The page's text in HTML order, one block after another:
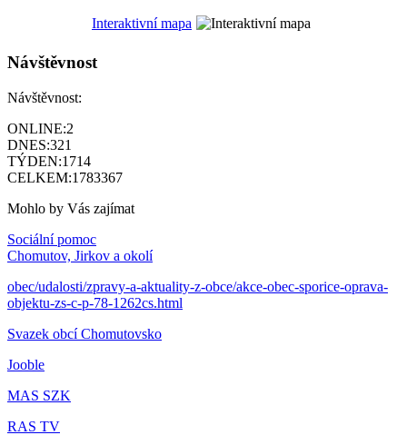
Interaktivní mapa
Návštěvnost
Návštěvnost:
ONLINE:2
DNES:321
TÝDEN:1714
CELKEM:1783367
Mohlo by Vás zajímat
Sociální pomoc
Chomutov, Jirkov a okolí
obec/udalosti/zpravy-a-aktuality-z-obce/akce-obec-sporice-oprava-
objektu-zs-c-p-78-1262cs.html
Svazek obcí Chomutovsko
Jooble
MAS SZK
RAS TV